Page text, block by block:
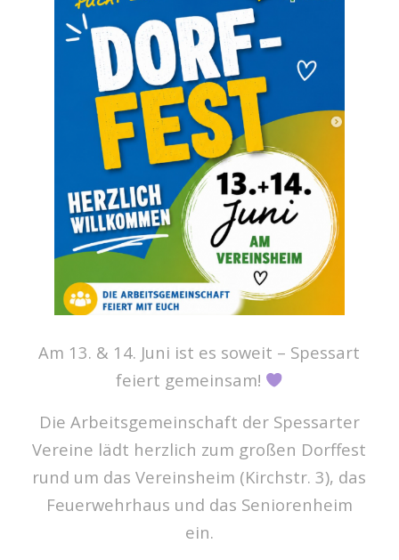
Am 13. & 14. Juni ist es soweit – Spessart
feiert gemeinsam!
Die Arbeitsgemeinschaft der Spessarter
Vereine lädt herzlich zum großen Dorffest
rund um das Vereinsheim (Kirchstr. 3), das
Feuerwehrhaus und das Seniorenheim
ein.